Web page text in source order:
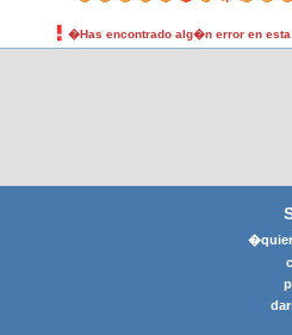
�Has encontrado alg�n error en